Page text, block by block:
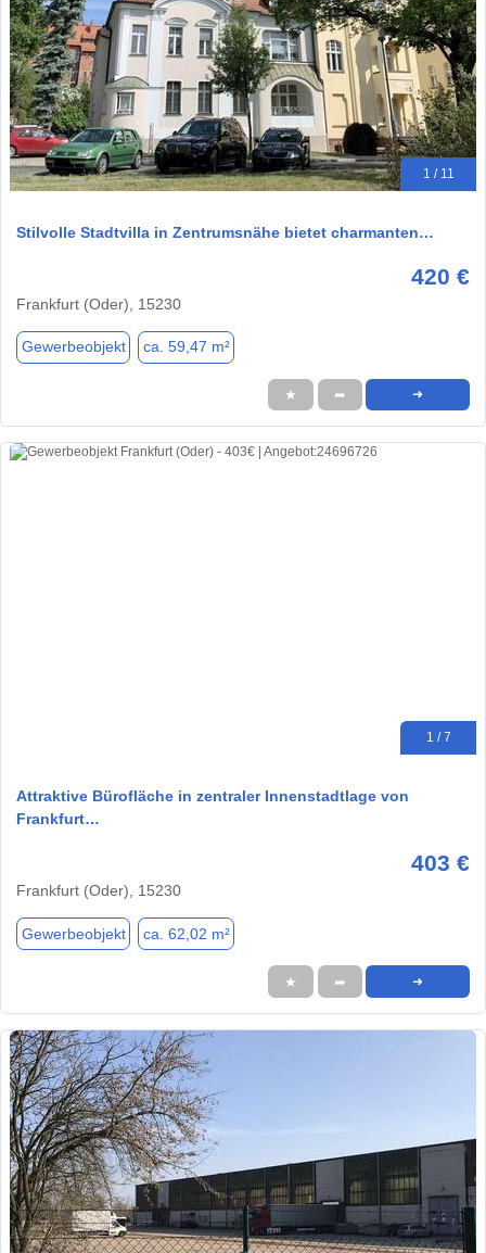
1 / 11
Stilvolle Stadtvilla in Zentrumsnähe bietet charmanten…
420 €
Frankfurt (Oder), 15230
Gewerbeobjekt ca. 59,47 m²
★ ➦ ➜
1 / 7
Attraktive Bürofläche in zentraler Innenstadtlage von
Frankfurt…
403 €
Frankfurt (Oder), 15230
Gewerbeobjekt ca. 62,02 m²
★ ➦ ➜